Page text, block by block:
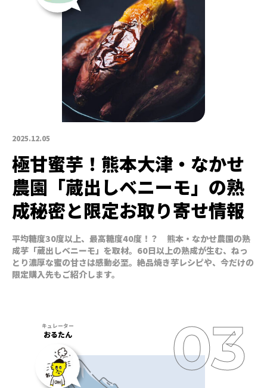
2025.12.05
極甘蜜芋！熊本大津・なかせ
農園「蔵出しベニーモ」の熟
成秘密と限定お取り寄せ情報
平均糖度30度以上、最高糖度40度！？ 熊本・なかせ農園の熟
成芋「蔵出しベニーモ」を取材。60日以上の熟成が生む、ねっ
とり濃厚な蜜の甘さは感動必至。絶品焼き芋レシピや、今だけの
限定購入先もご紹介します。
おるたん